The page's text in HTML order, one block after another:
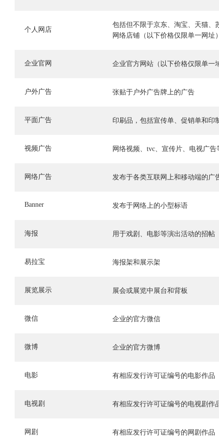
个人网店
包括但不限于京东、淘宝、天猫、
网络店铺（以下价格仅限单一网址
企业官网 企业官方网站（以下价格仅限单一
户外广告 张贴于户外广告牌上的广告
平面广告 印刷品，包括宣传单、促销单和印
视频广告 网络视频、tvc、宣传片、电视广告
网络广告 发布于各类互联网上和移动端的广
Banner 发布于网络上的小型标语
海报 用于戏剧、电影等演出活动的招帖
易拉宝 海报架和展示架
展览展示 展会或展览中展台和背板
微信 企业的官方微信
微博 企业的官方微博
电影 有相应发行许可证编号的电影作品
电视剧 有相应发行许可证编号的电视剧作
网剧 有相应发行许可证编号的网剧作品